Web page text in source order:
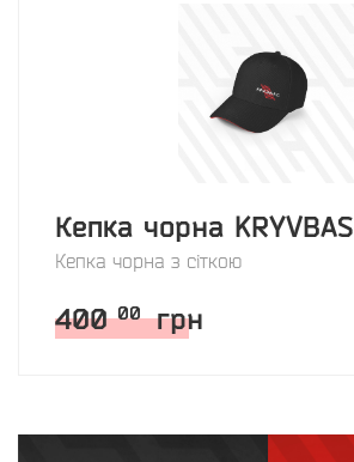
Кепка чорна KRYVBAS
Кепка чорна з сіткою
400 00 грн